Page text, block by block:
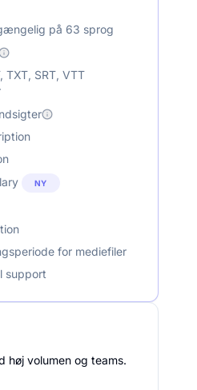
på 63 sprog
TXT, SRT, VTT
NY
for mediefiler
support
høj volumen og teams.